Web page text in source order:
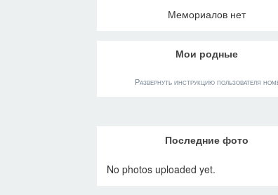
Мемориалов нет
Мои родные
Развернуть инструкцию пользователя
Последние фото
No photos uploaded yet.